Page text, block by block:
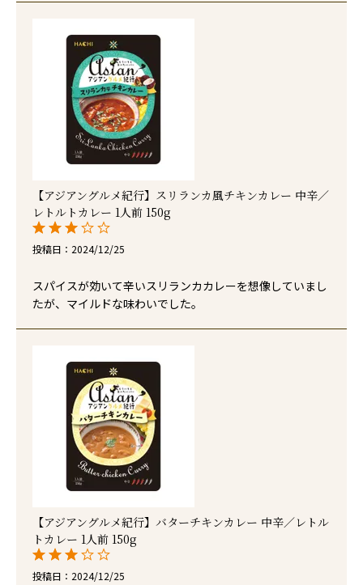
【アジアングルメ紀行】スリランカ風チキンカレー 中辛／
レトルトカレー 1人前 150g
投稿日 2024/12/25
スパイスが効いて辛いスリランカカレーを想像していまし
【アジアングルメ紀行】バターチキンカレー 中辛／レトル
トカレー 1人前 150g
投稿日 2024/12/25